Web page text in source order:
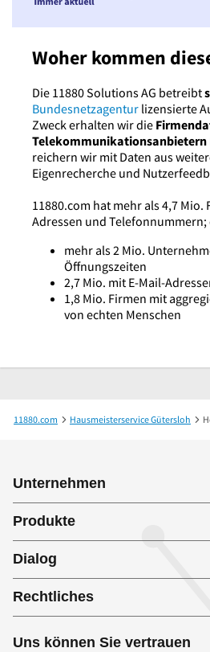
Woher kommen
Die 11880 Solutions AG betreibt
Bundesnetzagentur lizensierte
Zweck erhalten wir die
Telekommunikationsanbietern
reichern wir mit Daten aus
Eigenrecherche und
11880.com hat mehr als 4,7
Adressen und Telefonnummern;
mehr als 2 Mio.
Öffnungszeiten
2,7 Mio. mit E-Mail-
1,8 Mio. Firmen mit
von echten Menschen
11880.com Hausmeisterservice Gütersloh
Unternehmen
Produkte
Dialog
Rechtliches
Uns können Sie vertrauen